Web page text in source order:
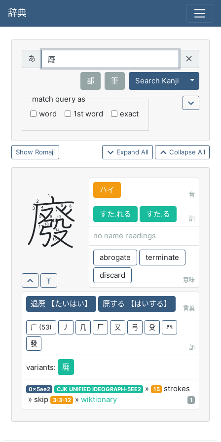
辞典
部 筆 Search Kanji
Toggle
match query as
word
1st word exact
Romaji Expand All Collapse All
廢 ハイ
音
すた.れる すた.る
訓
no name readings
abrogate
terminate
discard
意味
退廃 【たいはい】 廃する 【はいする】
言葉
广 (53) 丿 几 厂 又 弓 殳 癶
發
部
variants: 廃
0x5ee2 CJK UNIFIED IDEOGRAPH-5EE2 » 15
strokes
» skip
3-3-12 » wiktionary 1